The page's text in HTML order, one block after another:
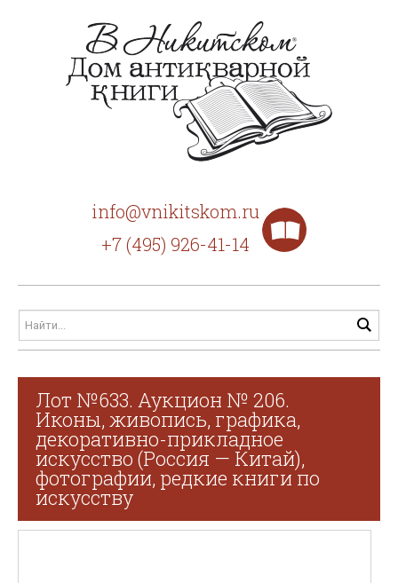
info@vnikitskom.ru
+7 (495) 926-41-14
Лот №633. Аукцион № 206.
Иконы, живопись, графика,
декоративно-прикладное
искусство (Россия — Китай),
фотографии, редкие книги по
искусству